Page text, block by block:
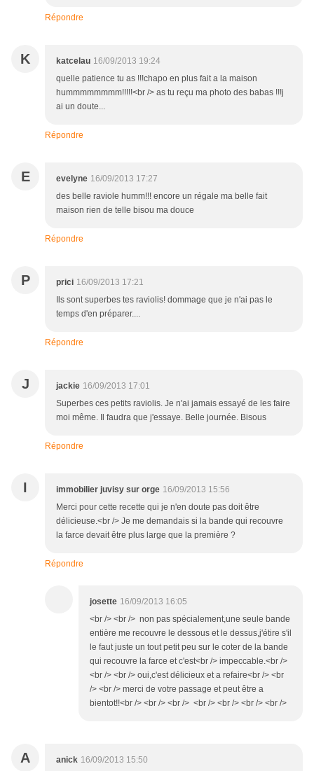
Répondre
K katcelau 16/09/2013 19:24
quelle patience tu as !!!chapo en plus fait a la maison
hummmmmmmm!!!!!<br /> as tu reçu ma photo des babas !!!j
ai un doute...
Répondre
E evelyne 16/09/2013 17:27
des belle raviole humm!!! encore un régale ma belle fait
maison rien de telle bisou ma douce
Répondre
P prici 16/09/2013 17:21
Ils sont superbes tes raviolis! dommage que je n'ai pas le
temps d'en préparer....
Répondre
J jackie 16/09/2013 17:01
Superbes ces petits raviolis. Je n'ai jamais essayé de les faire
moi même. Il faudra que j'essaye. Belle journée. Bisous
Répondre
I immobilier juvisy sur orge 16/09/2013 15:56
Merci pour cette recette qui je n'en doute pas doit être
délicieuse.<br /> Je me demandais si la bande qui recouvre
la farce devait être plus large que la première ?
Répondre
josette 16/09/2013 16:05
<br /> <br /> non pas spécialement,une seule bande
entière me recouvre le dessous et le dessus,j'étire s'il
le faut juste un tout petit peu sur le coter de la bande
qui recouvre la farce et c'est<br /> impeccable.<br />
<br /> <br /> oui,c'est délicieux et a refaire<br /> <br
/> <br /> merci de votre passage et peut être a
bientot!!<br /> <br /> <br /> <br /> <br /> <br /> <br />
A anick 16/09/2013 15:50